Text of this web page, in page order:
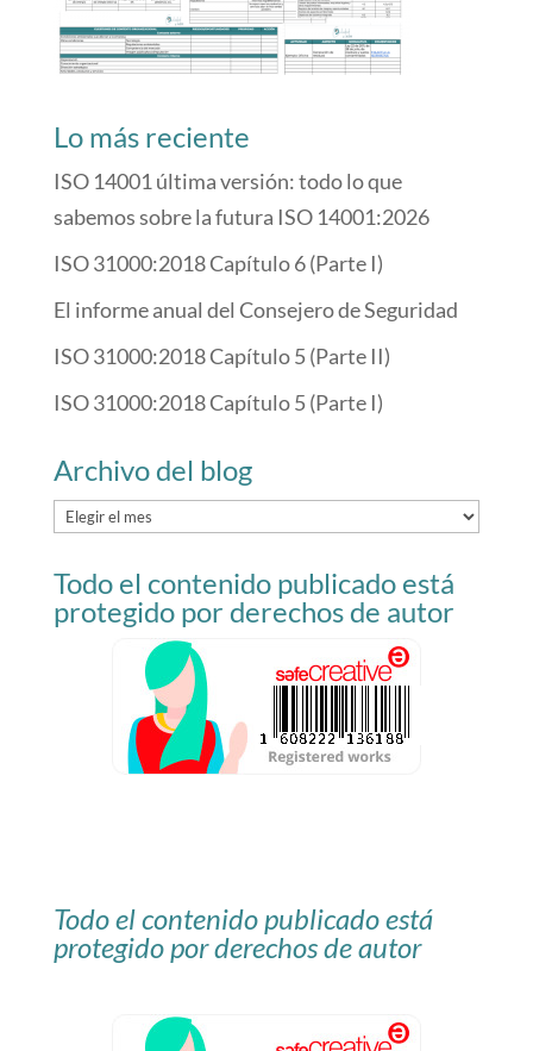
Lo más reciente
ISO 14001 última versión: todo lo que
sabemos sobre la futura ISO 14001:2026
ISO 31000:2018 Capítulo 6 (Parte I)
El informe anual del Consejero de Seguridad
ISO 31000:2018 Capítulo 5 (Parte II)
ISO 31000:2018 Capítulo 5 (Parte I)
Archivo del blog
Archivo
blog
Todo el contenido publicado está
protegido por derechos de autor
Todo el contenido publicado está
protegido por derechos de autor